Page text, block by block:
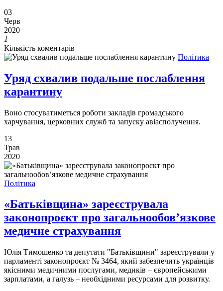
03
Черв
2020
1
Кількість коментарів
Політика
Уряд схвалив подальше послаблення
карантину
Воно стосуватиметься роботи закладів громадського
харчування, церковних служб та запуску авіасполучення.
13
Трав
2020
Політика
«Батьківщина» зареєструвала
законопроєкт про загальнообов’язкове
медичне страхування
Юлія Тимошенко та депутати "Батьківщини" зареєстрували у
парламенті законопроєкт № 3464, який забезпечить українців
якісними медичними послугами, медиків – європейськими
зарплатами, а галузь – необхідними ресурсами для розвитку.